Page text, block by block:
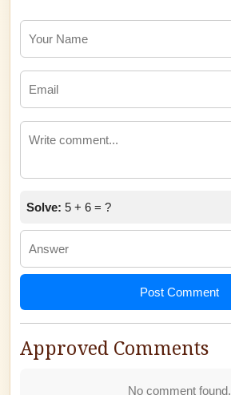
Solve: 5 + 6 = ?
Post Comment
Approved Comments
No comment found.